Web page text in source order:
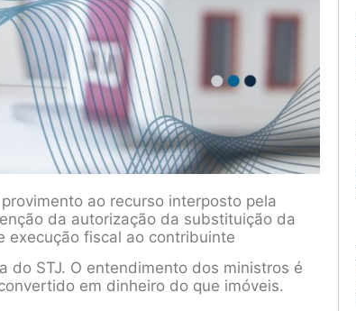
ao recurso interposto pela
da autorização da substituição da
execução fiscal ao contribuinte
do STJ. O entendimento dos ministros é
em dinheiro do que imóveis.